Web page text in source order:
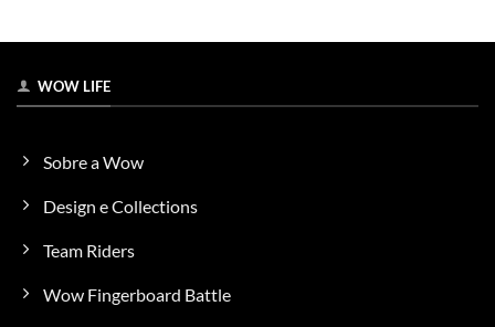
WOW LIFE
Sobre a Wow
Design e Collections
Team Riders
Wow Fingerboard Battle